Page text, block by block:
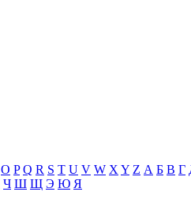
O P Q R S T U V W X Y Z А Б В Г
Ч Ш Щ Э Ю Я